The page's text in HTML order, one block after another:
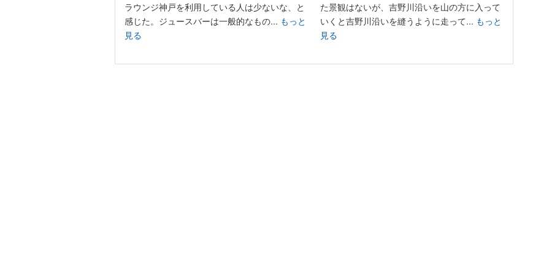
ラウンジ神戸を利用している人は少ないな、と
感じた。ジュースバーは一般的なもの... もっと
見る
た景観はないが、吉野川沿いを山の方に入って
いくと吉野川沿いを縫うように走って... もっと
見る